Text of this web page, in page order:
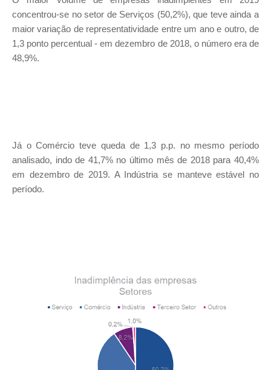
concentrou-se no setor de Serviços (50,2%), que teve ainda a
maior variação de representatividade entre um ano e outro, de
1,3 ponto percentual - em dezembro de 2018, o número era de
48,9%.
Já o Comércio teve queda de 1,3 p.p. no mesmo período
analisado, indo de 41,7% no último mês de 2018 para 40,4%
em dezembro de 2019. A Indústria se manteve estável no
período.